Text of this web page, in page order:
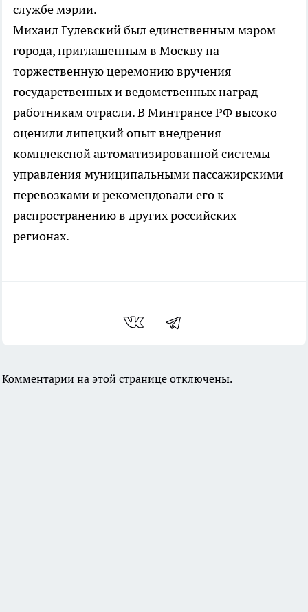
службе мэрии.
Михаил Гулевский был единственным мэром
города, приглашенным в Москву на
торжественную церемонию вручения
государственных и ведомственных наград
работникам отрасли. В Минтрансе РФ высоко
оценили липецкий опыт внедрения
комплексной автоматизированной системы
управления муниципальными пассажирскими
перевозками и рекомендовали его к
распространению в других российских
регионах.
Комментарии на этой странице отключены.